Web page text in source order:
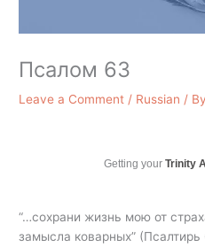
Псалом 63
Leave a Comment / Russian / By
Getting your Trinity
“…сохрани жизнь мою от
замысла коварных”